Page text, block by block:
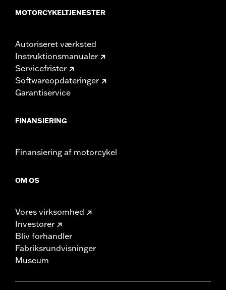
MOTORCYKELTJENESTER
Autoriseret værksted
Instruktionsmanualer
Servicefrister
Softwareopdateringer
Garantiservice
FINANSIERING
Finansiering af motorcykel
OM OS
Vores virksomhed
Investorer
Bliv forhandler
Fabriksrundvisninger
Museum